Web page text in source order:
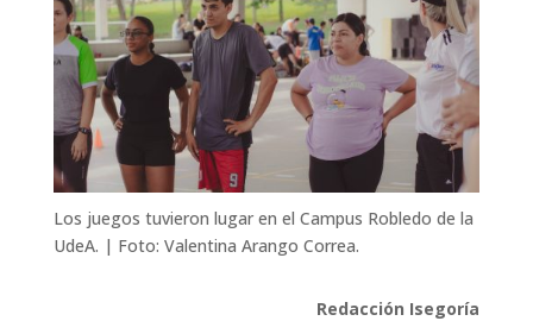
Los juegos tuvieron lugar en el Campus Robledo de la
UdeA. | Foto: Valentina Arango Correa.
Redacción Isegoría